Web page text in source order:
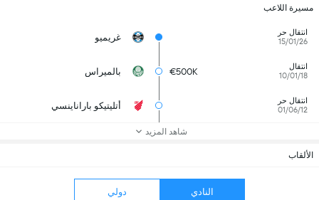
مسيرة اللاعب
انتقال حر
15/01/26
غريميو
انتقال
10/01/18
€500K بالميراس
انتقال حر
01/06/12
أتليتيكو باراناينسي
شاهد المزيد
الألقاب
النادي دولي